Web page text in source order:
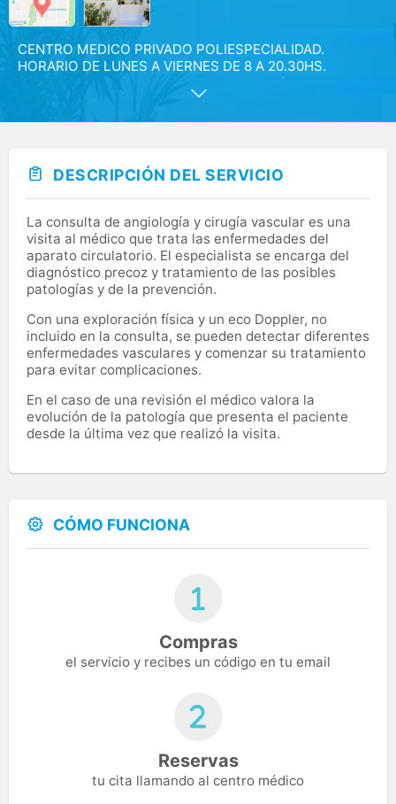
CENTRO MEDICO PRIVADO POLIESPECIALIDAD.
HORARIO DE LUNES A VIERNES DE 8 A 20.30HS.
ESPECIALIDADES: - MEDICINA GENERAL / DE FAMILIA -
MEDICINA INTERNA - CIRUGIA GENERAL Y DIGESTIVA -
DE ANALISIS CLINICOS (DURAN BELLIDO) - PRUEBAS
PREOPERATORIAS - PODOLOGIA, ESTUDIO DE LA
MARCHA Y PLANTILLAS - MEDICINA DEL TRABAJO -
ANESTESIOLOGIA Y REANIMACION - CAMARA
HIPERBARICA - MEDICINA REGENERATIVA - CLINICA
DEL DOLOR - MEDICINA DEPORTIVA - MEDICINA DE
REHABILITACION - ECOGRAFIAS Y ECODOPPLERS -
PUNCION SECA - ANGIOLOGIA - ACUPUNTURA -
FISIOTERAPIA - MASAJES TERAPEUTICOS
PERSONALIZADOS - OSTEOPATIA - LOGOPEDIA
ADULTOS Y NIÑOS - PSICOLOGIA ADULTOS Y NIÑOS -
REFLEXOLOGIA
DESCRIPCIÓN DEL SERVICIO
La consulta de angiología y cirugía vascular es una
visita al médico que trata las enfermedades del
aparato circulatorio. El especialista se encarga del
diagnóstico precoz y tratamiento de las posibles
patologías y de la prevención.
Con una exploración física y un eco Doppler, no
incluido en la consulta, se pueden detectar diferentes
enfermedades vasculares y comenzar su tratamiento
para evitar complicaciones.
En el caso de una revisión el médico valora la
evolución de la patología que presenta el paciente
desde la última vez que realizó la visita.
CÓMO FUNCIONA
Compras
el servicio y recibes un código en tu email
Reservas
tu cita llamando al centro médico